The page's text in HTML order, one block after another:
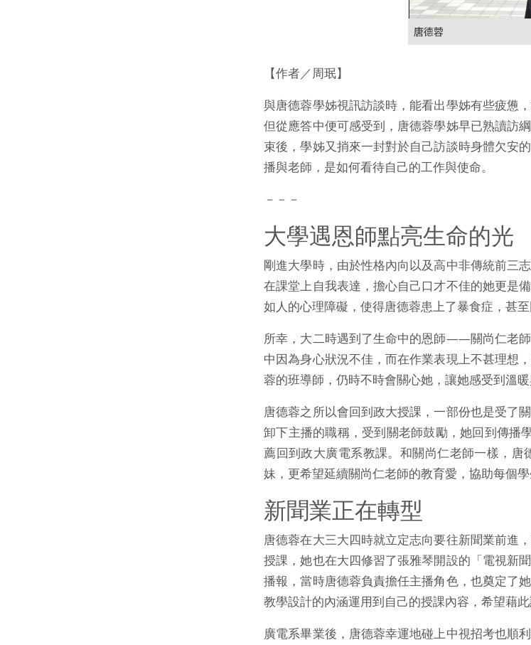
唐德蓉
【作者／周珉】
與唐德蓉學姊視訊訪談時，能看出學姊有些疲憊
但從應答中便可感受到，唐德蓉學姊早已熟讀訪
束後，學姊又捎來一封對於自己訪談時身體欠安
播與老師，是如何看待自己的工作與使命。
－－－
大學遇恩師點亮生命的光
剛進大學時，由於性格內向以及高中非傳統前三
在課堂上自我表達，擔心自己口才不佳的她更是
如人的心理障礙，使得唐德蓉患上了暴食症，甚至
所幸，大二時遇到了生命中的恩師——關尚仁老
中因為身心狀況不佳，而在作業表現上不甚理想
蓉的班導師，仍時不時會關心她，讓她感受到溫暖
唐德蓉之所以會回到政大授課，一部份也是受了
卸下主播的職稱，受到關老師鼓勵，她回到傳播
薦回到政大廣電系教課。和關尚仁老師一樣，
妹，更希望延續關尚仁老師的教育愛，協助每個學
新聞業正在轉型
唐德蓉在大三大四時就立定志向要往新聞業前進
授課，她也在大四修習了張雅琴開設的「電視新
播報，當時唐德蓉負責擔任主播角色，也奠定了
教學設計的內涵運用到自己的授課內容，希望藉
廣電系畢業後，唐德蓉幸運地碰上中視招考也順